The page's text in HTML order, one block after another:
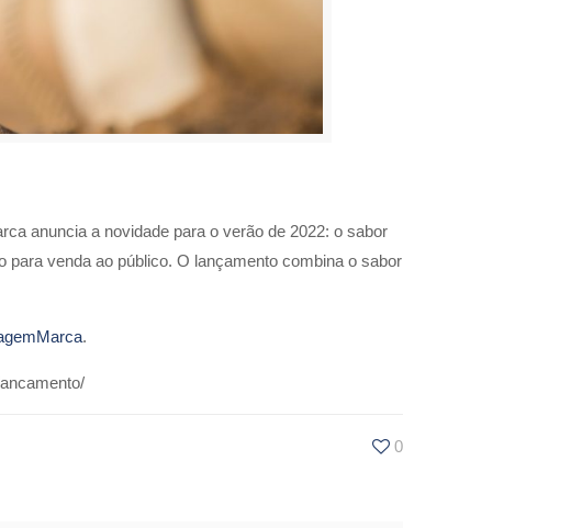
anuncia a novidade para o verão de 2022: o sabor
venda ao público. O lançamento combina o sabor
.
0